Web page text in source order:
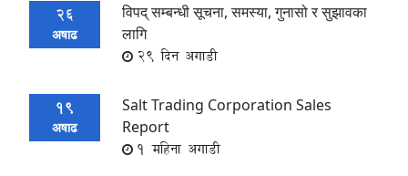
26
अषाढ
विपद् सम्बन्धी सूचना, समस्या, गुनासो र सुझावका
लागि
29 दिन अगाडी
19
अषाढ
Salt Trading Corporation Sales
Report
1 महिना अगाडी